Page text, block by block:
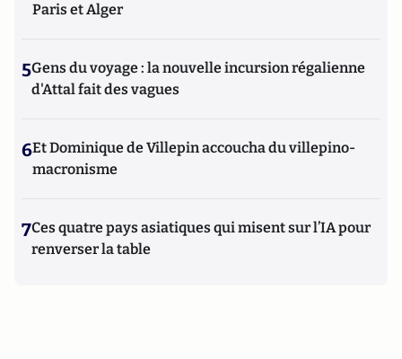
Paris et Alger
5Gens du voyage : la nouvelle incursion régalienne
d'Attal fait des vagues
6Et Dominique de Villepin accoucha du villepino-
macronisme
7Ces quatre pays asiatiques qui misent sur l’IA pour
renverser la table